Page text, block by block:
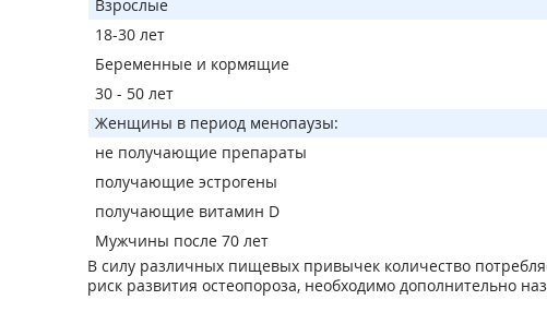
Взрослые
18-30 лет
Беременные и кормящие
30 - 50 лет
Женщины в период менопаузы:
не получающие препараты
получающие эстрогены
получающие витамин D
Мужчины после 70 лет
В силу различных пищевых привычек количество
риск развития остеопороза, необходимо дополнительно